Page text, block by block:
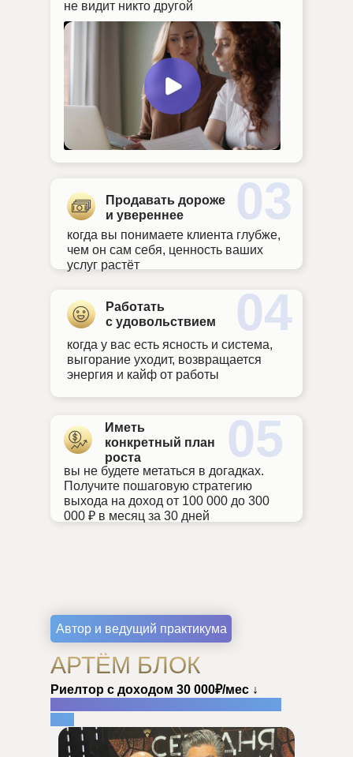
Продавать дороже
и увереннее
когда вы понимаете клиента глубже,
чем он сам себя, ценность ваших
услуг растёт
не видит никто другой
Иметь
конкретный план
роста
вы не будете метаться в догадках.
Получите пошаговую стратегию
выхода на доход от 100 000 до 300
000 ₽ в месяц за 30 дней
Работать
с удовольствием
когда у вас есть ясность и система,
выгорание уходит, возвращается
энергия и кайф от работы
05
04
03
АРТЁМ БЛОК
Автор и ведущий практикума
Риелтор с доходом 30 000₽/мес ↓